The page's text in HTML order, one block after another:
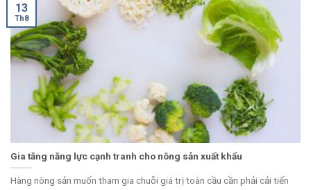
Gia tăng năng lực cạnh tranh cho nông sản xuất khẩu
Hàng nông sản muốn tham gia chuỗi giá trị toàn cầu cần phải cải tiến
13
Th8